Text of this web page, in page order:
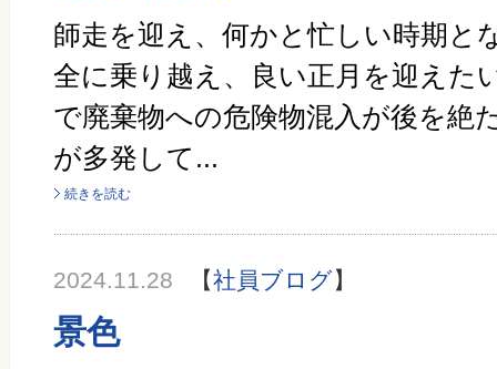
師走を迎え、何かと忙しい時期と
全に乗り越え、良い正月を迎えた
で廃棄物への危険物混入が後を絶
が多発して...
続きを読む
2024.11.28 【社員ブログ】
景色